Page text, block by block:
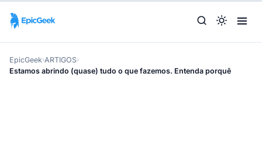
EpicGeek›ARTIGOS›
Estamos abrindo (quase) tudo o que fazemos. Entenda porquê